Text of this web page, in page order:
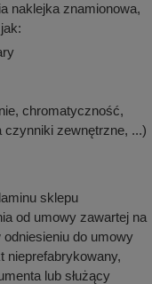
naklejka znamionowa,
chromatyczność,
czynniki zewnętrzne, ...)
sklepu
od umowy zawartej na
odniesieniu do umowy
nieprefabrykowany,
lub służący